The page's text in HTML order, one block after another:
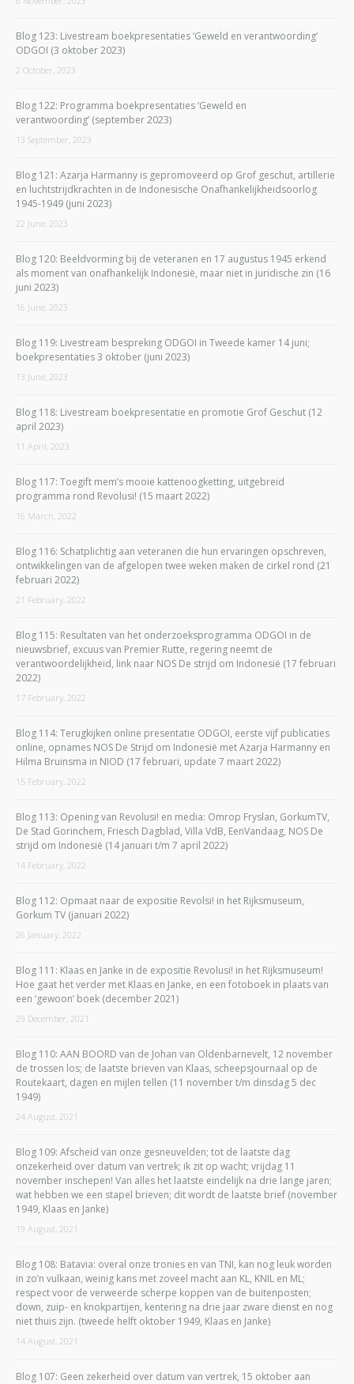
Blog 123: Livestream boekpresentaties ‘Geweld en verantwoording’
ODGOI (3 oktober 2023)
2 October, 2023
Blog 122: Programma boekpresentaties ‘Geweld en
verantwoording’ (september 2023)
13 September, 2023
Blog 121: Azarja Harmanny is gepromoveerd op Grof geschut, artillerie
en luchtstrijdkrachten in de Indonesische Onafhankelijkheidsoorlog
1945-1949 (juni 2023)
22 June, 2023
Blog 120: Beeldvorming bij de veteranen en 17 augustus 1945 erkend
als moment van onafhankelijk Indonesië, maar niet in juridische zin (16
juni 2023)
16 June, 2023
Blog 119: Livestream bespreking ODGOI in Tweede kamer 14 juni;
boekpresentaties 3 oktober (juni 2023)
13 June, 2023
Blog 118: Livestream boekpresentatie en promotie Grof Geschut (12
april 2023)
11 April, 2023
Blog 117: Toegift mem’s mooie kattenoogketting, uitgebreid
programma rond Revolusi! (15 maart 2022)
16 March, 2022
Blog 116: Schatplichtig aan veteranen die hun ervaringen opschreven,
ontwikkelingen van de afgelopen twee weken maken de cirkel rond (21
februari 2022)
21 February, 2022
Blog 115: Resultaten van het onderzoeksprogramma ODGOI in de
nieuwsbrief, excuus van Premier Rutte, regering neemt de
verantwoordelijkheid, link naar NOS De strijd om Indonesië (17 februari
2022)
17 February, 2022
Blog 114: Terugkijken online presentatie ODGOI, eerste vijf publicaties
online, opnames NOS De Strijd om Indonesië met Azarja Harmanny en
Hilma Bruinsma in NIOD (17 februari, update 7 maart 2022)
15 February, 2022
Blog 113: Opening van Revolusi! en media: Omrop Fryslan, GorkumTV,
De Stad Gorinchem, Friesch Dagblad, Villa VdB, EenVandaag, NOS De
strijd om Indonesië (14 januari t/m 7 april 2022)
14 February, 2022
Blog 112: Opmaat naar de expositie Revolsi! in het Rijksmuseum,
Gorkum TV (januari 2022)
26 January, 2022
Blog 111: Klaas en Janke in de expositie Revolusi! in het Rijksmuseum!
Hoe gaat het verder met Klaas en Janke, en een fotoboek in plaats van
een ‘gewoon’ boek (december 2021)
29 December, 2021
Blog 110: AAN BOORD van de Johan van Oldenbarnevelt, 12 november
de trossen los; de laatste brieven van Klaas, scheepsjournaal op de
Routekaart, dagen en mijlen tellen (11 november t/m dinsdag 5 dec
1949)
24 August, 2021
Blog 109: Afscheid van onze gesneuvelden; tot de laatste dag
onzekerheid over datum van vertrek; ik zit op wacht; vrijdag 11
november inschepen! Van alles het laatste eindelijk na drie lange jaren;
wat hebben we een stapel brieven; dit wordt de laatste brief (november
1949, Klaas en Janke)
19 August, 2021
Blog 108: Batavia: overal onze tronies en van TNI, kan nog leuk worden
in zo’n vulkaan, weinig kans met zoveel macht aan KL, KNIL en ML;
respect voor de verweerde scherpe koppen van de buitenposten;
down, zuip- en knokpartijen, kentering na drie jaar zware dienst en nog
niet thuis zijn. (tweede helft oktober 1949, Klaas en Janke)
14 August, 2021
Blog 107: Geen zekerheid over datum van vertrek, 15 oktober aan